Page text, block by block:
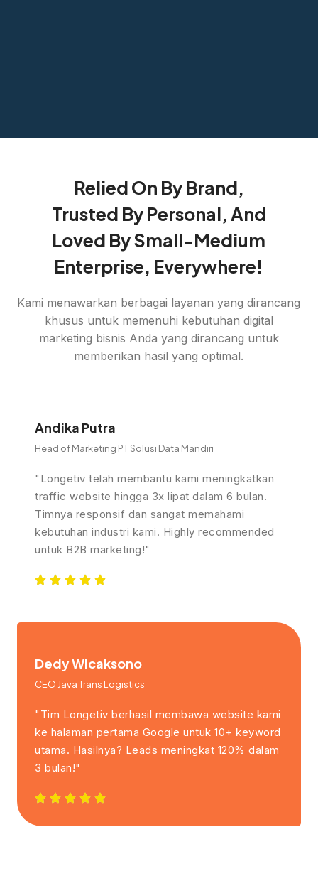
Relied On By Brand,
Trusted By Personal, And
Loved By Small-Medium
Enterprise, Everywhere!
Kami menawarkan berbagai layanan yang dirancang
khusus untuk memenuhi kebutuhan digital
marketing bisnis Anda yang dirancang untuk
memberikan hasil yang optimal.
Andika Putra
Head of Marketing PT Solusi Data Mandiri
"Longetiv telah membantu kami meningkatkan
traffic website hingga 3x lipat dalam 6 bulan.
Timnya responsif dan sangat memahami
kebutuhan industri kami. Highly recommended
untuk B2B marketing!"
Dedy Wicaksono
CEO Java Trans Logistics
"Tim Longetiv berhasil membawa website kami
ke halaman pertama Google untuk 10+ keyword
utama. Hasilnya? Leads meningkat 120% dalam
3 bulan!"